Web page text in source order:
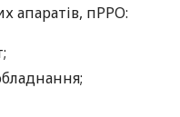
апаратів, пРРО: